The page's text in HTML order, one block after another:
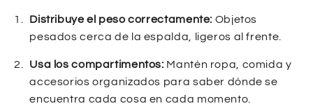
Distribuye el peso correctamente: Objetos
pesados cerca de la espalda, ligeros al frente.
Usa los compartimentos: Mantén ropa, comida y
accesorios organizados para saber dónde se
encuentra cada cosa en cada momento.